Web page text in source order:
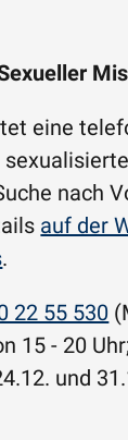
eine
nach
auf der
.
22 55 530
15 - 20
und